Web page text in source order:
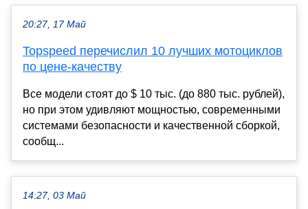
20:27, 17 Май
Topspeed перечислил 10 лучших мотоциклов
по цене-качеству
Все модели стоят до $ 10 тыс. (до 880 тыс. рублей),
но при этом удивляют мощностью, современными
системами безопасности и качественной сборкой,
сообщ...
14:27, 03 Май